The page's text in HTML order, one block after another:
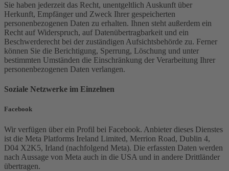
Sie haben jederzeit das Recht, unentgeltlich Auskunft über
Herkunft, Empfänger und Zweck Ihrer gespeicherten
personenbezogenen Daten zu erhalten. Ihnen steht außerdem ein
Recht auf Widerspruch, auf Datenübertragbarkeit und ein
Beschwerderecht bei der zuständigen Aufsichtsbehörde zu. Ferner
können Sie die Berichtigung, Sperrung, Löschung und unter
bestimmten Umständen die Einschränkung der Verarbeitung Ihrer
personenbezogenen Daten verlangen.
Soziale Netzwerke im Einzelnen
Facebook
Wir verfügen über ein Profil bei Facebook. Anbieter dieses Dienstes
ist die Meta Platforms Ireland Limited, Merrion Road, Dublin 4,
D04 X2K5, Irland (nachfolgend Meta). Die erfassten Daten werden
nach Aussage von Meta auch in die USA und in andere Drittländer
übertragen.